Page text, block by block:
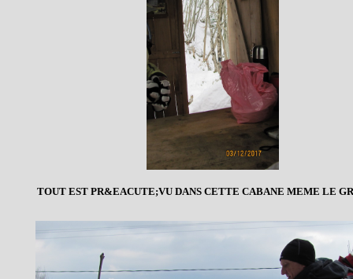
TOUT EST PR&EACUTE;VU DANS CETTE CABANE MEME LE